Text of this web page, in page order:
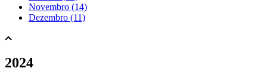
Novembro (14)
Dezembro (11)
2024